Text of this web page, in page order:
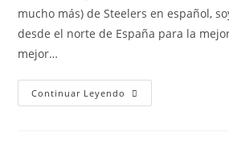
mucho más) de Steelers en español,
desde el norte de España para la
mejor…
Continuar Leyendo